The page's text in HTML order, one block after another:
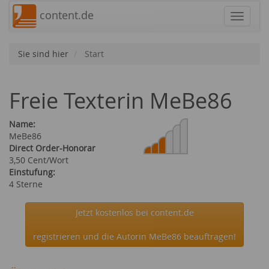
content.de
Sie sind hier Start
Freie Texterin MeBe86
Name:
MeBe86
Direct Order-Honorar
3,50 Cent/Wort
Einstufung:
4 Sterne
Jetzt kostenlos bei content.de
registrieren und die Autorin MeBe86 beauftragen!